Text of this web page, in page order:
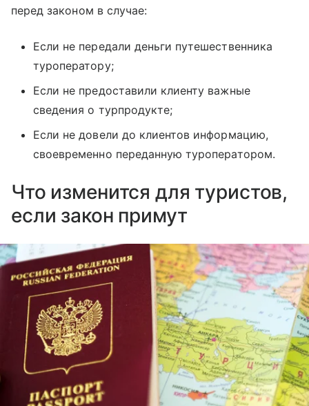
перед законом в случае:
Если не передали деньги путешественника
туроператору;
Если не предоставили клиенту важные
сведения о турпродукте;
Если не довели до клиентов информацию,
своевременно переданную туроператором.
Что изменится для туристов,
если закон примут